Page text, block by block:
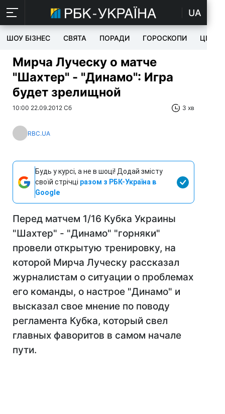
UA
ШОУ БІЗНЕС СВЯТА ПОРАДИ ГОРОСКОПИ ЦІКАВЕ
Мирча Луческу о матче
"Шахтер" - "Динамо": Игра
будет зрелищной
10:00 22.09.2012 Сб 3 хв
RBC.UA
Будь у курсі, а не в шоці! Додай змісту
своїй стрічці разом з РБК-Україна в
Google
Перед матчем 1/16 Кубка Украины
"Шахтер" - "Динамо" "горняки"
провели открытую тренировку, на
которой Мирча Луческу рассказал
журналистам о ситуации о проблемах
его команды, о настрое "Динамо" и
высказал свое мнение по поводу
регламента Кубка, который свел
главных фаворитов в самом начале
пути.